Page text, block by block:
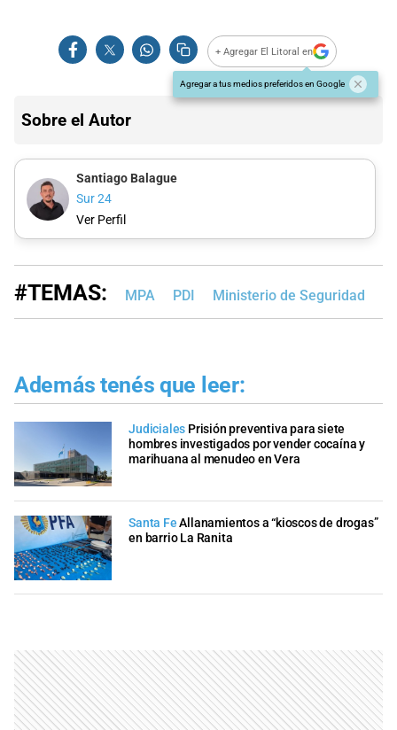
+ Agregar El Litoral en
Agregar a tus medios preferidos en Google
Sobre el Autor
Santiago Balague
Sur 24
Ver Perfil
#TEMAS: MPA PDI Ministerio de Seguridad
Además tenés que leer:
Judiciales Prisión preventiva para siete
hombres investigados por vender cocaína y
marihuana al menudeo en Vera
Santa Fe Allanamientos a “kioscos de drogas”
en barrio La Ranita